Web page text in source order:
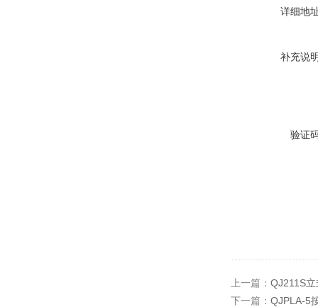
详细地
补充说
验证
上一篇： QJ211S
下一篇： QJPLA-5